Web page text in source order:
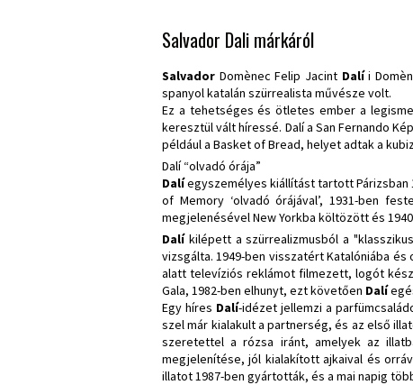
Salvador Dali márkáról
Salvador Domènec Felip Jacint Dalíi
spanyol katalán szürrealista művésze volt.
Ez a tehetséges és ötletes ember a
keresztül vált híressé. Dalí a San Fernando
például a Basket of Bread, helyet adtak a
Dalí “olvadó órája”
Dalíegyszemélyes kiállítást tartott Párizsban
of Memory ‘olvadó órájával’, 1931-ben
megjelenésével New Yorkba költözött és
Dalí kilépett a szürrealizmusból a
vizsgálta. 1949-ben visszatért Katalóniába
alatt televíziós reklámot filmezett, logót
Gala, 1982-ben elhunyt, ezt követően Dalí
Egy híres Dalí-idézet jellemzi a
szel már kialakult a partnerség, és az első
szeretettel a rózsa iránt, amelyek az
megjelenítése, jól kialakított ajkaival és
illatot 1987-ben gyártották, és a mai napig